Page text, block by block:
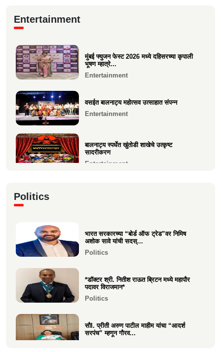
१२ वी CET परीक्षेत सुप्रिया पराग वर्तक (केळवे.
अंबारे) हिचे...
Entertainment
मुंबई फ्युजन फेस्ट 2026 मध्ये दहिसरच्या कृपाली
भूषण म्हात्रे...
Entertainment
वसईत बालनाट्य महोत्सव उत्साहात संपन्न
Entertainment
बालनाट्य स्पर्धेत खुंतोडी शाखेचे उत्कृष्ट
सादरीकरण
Entertainment
नीरज चुरी निर्मित“साबर बोंडं” – अनेक
आंतरराष्ट्रीय पुरस्कारा...
Entertainment
Politics
भारत सरकारच्या “बोर्ड ऑफ ट्रेड”वर निमिष
अशोक सावे यांची सदस्...
Politics
*डॉक्टर श्री. नितीश राऊत ब्रिटन मध्ये महापौर
पदावर विराजमान*
Politics
सौI. प्रीती अरुण पाटील माहीम यांचा “आदर्श
सरपंच” म्हणून गौरव...